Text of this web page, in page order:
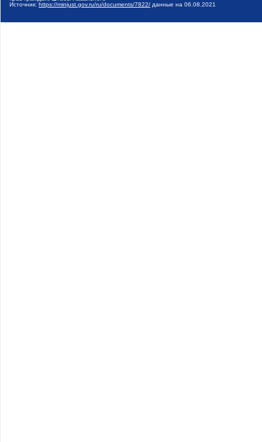
Источник: https://minjust.gov.ru/ru/documents/7822/ данные на 06.08.2021